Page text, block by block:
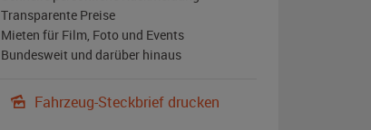
Transparente Preise
Mieten für Film, Foto und Events
Bundesweit und darüber hinaus
Fahrzeug-Steckbrief drucken